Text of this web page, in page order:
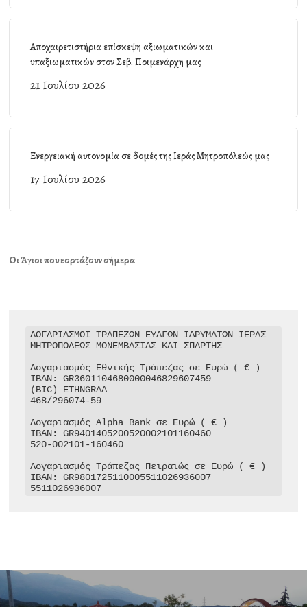
Αποχαιρετιστήρια επίσκεψη αξιωματικών και
υπαξιωματικών στον Σεβ. Ποιμενάρχη μας
21 Ιουλίου 2026
Ενεργειακή αυτονομία σε δομές της Ιεράς Μητροπόλεώς μας
17 Ιουλίου 2026
Οι Άγιοι που εορτάζουν σήμερα
ΛΟΓΑΡΙΑΣΜΟΙ ΤΡΑΠΕΖΩΝ ΕΥΑΓΩΝ ΙΔΡΥΜΑΤΩΝ ΙΕΡΑΣ
ΜΗΤΡΟΠΟΛΕΩΣ ΜΟΝΕΜΒΑΣΙΑΣ ΚΑΙ ΣΠΑΡΤΗΣ
Λογαριασμός Εθνικής Τράπεζας σε Ευρώ ( € )
IBAN: GR3601104680000046829607459
(BIC) ETHNGRAA
468/296074-59
Λογαριασμός Alpha Bank σε Ευρώ ( € )
IBAN: GR9401405200520002101160460
520-002101-160460
Λογαριασμός Τράπεζας Πειραιώς σε Ευρώ ( € )
IBAN: GR9801725110005511026936007
5511026936007